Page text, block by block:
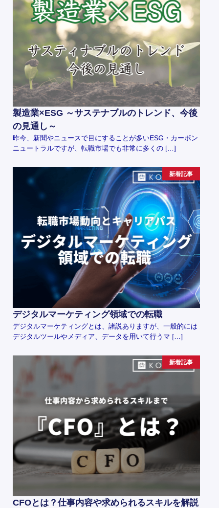
製造業×ESG ～サステナブルのトレンド、今後
の見通し～
昨今、新聞やニュースで目にすることが多いESG・カーボン
ニュートラルですが、転職市場でも非常に多くの […]
新着記事
デジタルマーケティング領域での転職
デジタルマーケティングとは、諸説ありますが、一般的には
デジタルツールやメディア、データを用いて行うマ […]
新着記事
CFOとは？仕事内容や求められるスキルを解説